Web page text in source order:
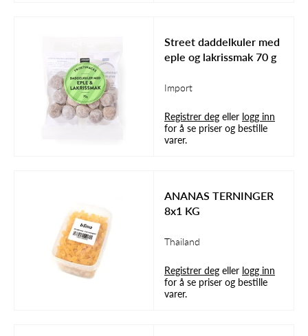
Street daddelkuler med
eple og lakrissmak 70 g
Import
Registrer deg eller logg inn
for å se priser og bestille
varer.
ANANAS TERNINGER
8x1 KG
Thailand
Registrer deg eller logg inn
for å se priser og bestille
varer.